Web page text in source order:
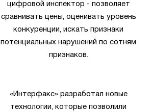
цифровой инспектор - позволяет
сравнивать цены, оценивать уровень
конкуренции, искать признаки
потенциальных нарушений по сотням
признаков.
«Интерфакс» разработал новые
технологии, которые позволили